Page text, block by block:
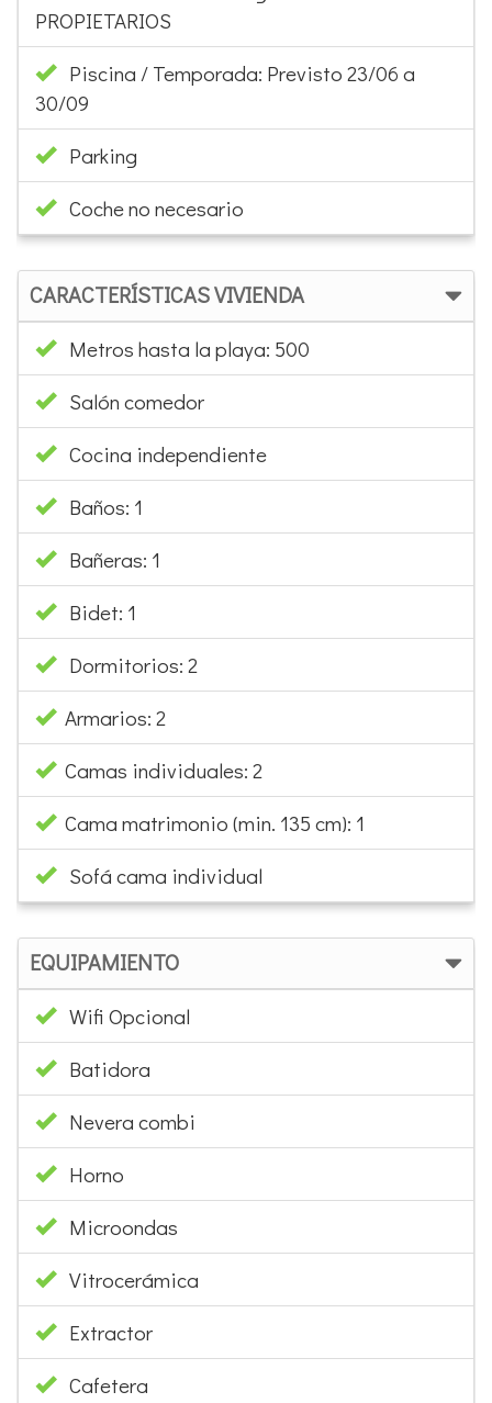
PROPIETARIOS
Piscina / Temporada: Previsto 23/06 a
30/09
Parking
Coche no necesario
CARACTERÍSTICAS VIVIENDA
Metros hasta la playa: 500
Salón comedor
Cocina independiente
Baños: 1
Bañeras: 1
Bidet: 1
Dormitorios: 2
Armarios: 2
Camas individuales: 2
Cama matrimonio (min. 135 cm): 1
Sofá cama individual
EQUIPAMIENTO
Wifi Opcional
Batidora
Nevera combi
Horno
Microondas
Vitrocerámica
Extractor
Cafetera